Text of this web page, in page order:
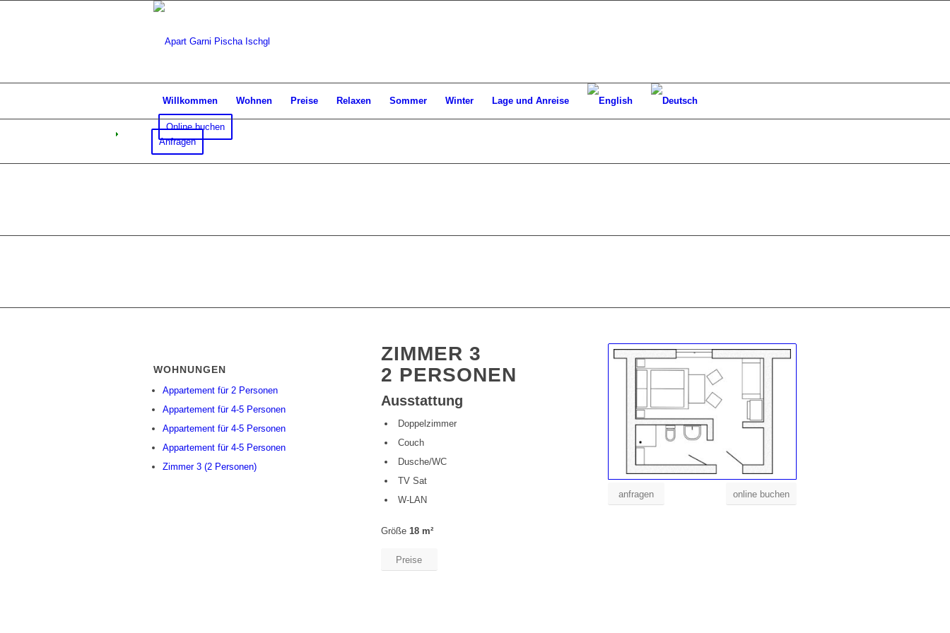
Willkommen Wohnen Preise Relaxen Sommer Winter Lage und Anreise
Online buchen
Anfragen
WOHNUNGEN
Appartement für 2 Personen
Appartement für 4-5 Personen
Appartement für 4-5 Personen
Appartement für 4-5 Personen
Zimmer 3 (2 Personen)
ZIMMER 3
2 PERSONEN
Ausstattung
Doppelzimmer
Couch
Dusche/WC
TV Sat
W-LAN
Größe 18 m²
Preise
anfragen online buchen